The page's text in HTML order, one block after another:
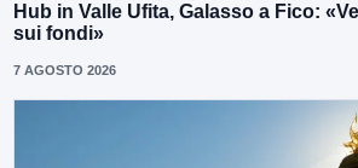
Hub in Valle Ufita, Galasso a Fico:
sui fondi»
7 AGOSTO 2026